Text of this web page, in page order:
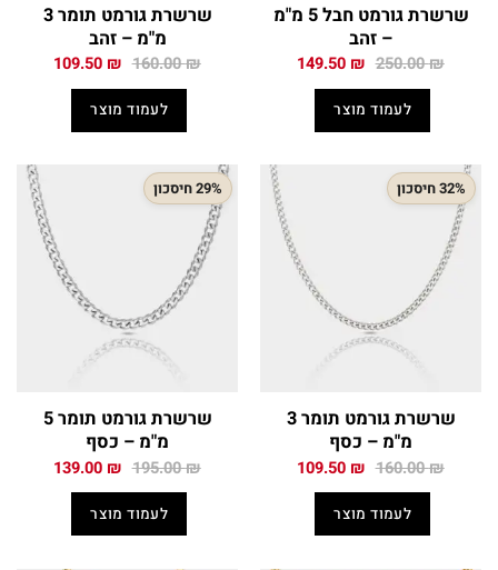
שרשרת גורמט חבל 5 מ"מ
– זהב
250.00₪ המחיר
250.00 ₪.
149.50 ₪ המחיר
לעמוד מוצר
שרשרת גורמט תומר 3
מ"מ – זהב
160.00₪ המחיר
160.00 ₪.
109.50 ₪ המחיר
לעמוד מוצר
32% חיסכון
שרשרת גורמט תומר 3
מ"מ – כסף
160.00₪ המחיר
160.00 ₪.
109.50 ₪ המחיר
לעמוד מוצר
29% חיסכון
שרשרת גורמט תומר 5
מ"מ – כסף
195.00₪ המחיר
195.00 ₪.
139.00 ₪ המחיר
לעמוד מוצר